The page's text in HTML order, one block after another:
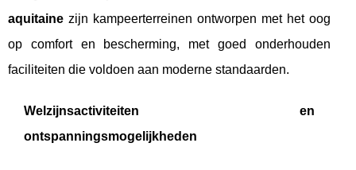
aquitaine zijn kampeerterreinen ontworpen met het oog
op comfort en bescherming, met goed onderhouden
faciliteiten die voldoen aan moderne standaarden.
Welzijnsactiviteiten en
ontspanningsmogelijkheden